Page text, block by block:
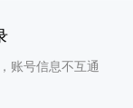
账号信息不互通